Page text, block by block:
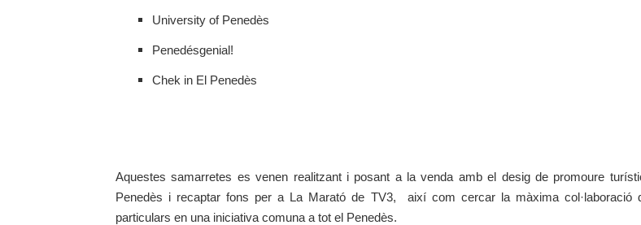
University of Penedès
Penedésgenial!
Chek in El Penedès
Aquestes samarretes es venen realitzant i posant a la venda amb el desig de promoure
Penedès i recaptar fons per a La Marató de TV3, així com cercar la màxima col·laboració
particulars en una iniciativa comuna a tot el Penedès.